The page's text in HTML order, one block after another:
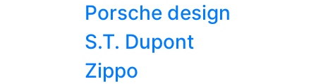
Porsche design
S.T. Dupont
Zippo